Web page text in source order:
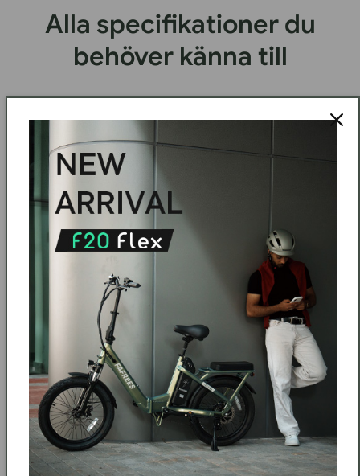
Alla specifikationer du
behöver känna till
Specifikationer